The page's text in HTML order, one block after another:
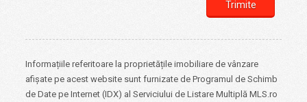
Informațiile referitoare la proprietățile imobiliare de vânzare
afișate pe acest website sunt furnizate de Programul de Schimb
de Date pe Internet (IDX) al Serviciului de Listare Multiplă MLS.ro